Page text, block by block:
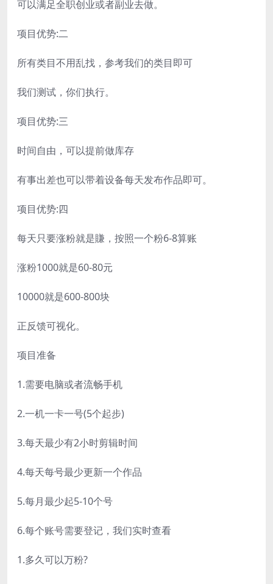
可以满足全职创业或者副业去做。
项目优势:二
所有类目不用乱找，参考我们的类目即可
我们测试，你们执行。
项目优势:三
时间自由，可以提前做库存
有事出差也可以带着设备每天发布作品即可。
项目优势:四
每天只要涨粉就是賺，按照一个粉6-8算账
涨粉1000就是60-80元
10000就是600-800块
正反馈可视化。
项目准备
1.需要电脑或者流畅手机
2.一机一卡一号(5个起步)
3.每天最少有2小时剪辑时间
4.每天每号最少更新一个作品
5.每月最少起5-10个号
6.每个账号需要登记，我们实时查看
1.多久可以万粉?